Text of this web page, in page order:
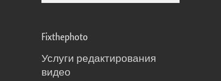
Fixthephoto
Услуги редактирования
видео